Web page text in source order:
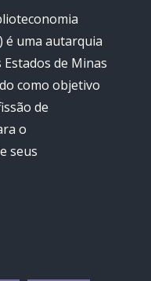
é uma autarquia
de Minas
como objetivo
de
o
seus